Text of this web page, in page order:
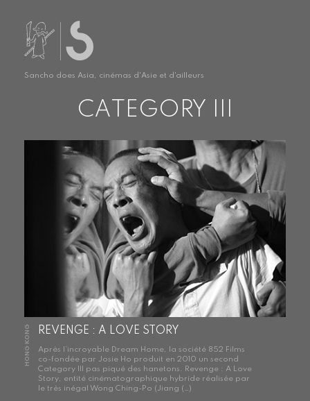
Sancho does Asia, cinémas d'Asie et d'ailleurs
CATEGORY III
HONG KONG REVENGE : A LOVE STORY
Après l’incroyable Dream Home, la société 852 Films
co-fondée par Josie Ho produit en 2010 un second
Category III pas piqué des hanetons. Revenge : A Love
Story, entité cinématographique hybride réalisée par
le très inégal Wong Ching-Po (Jiang (…)